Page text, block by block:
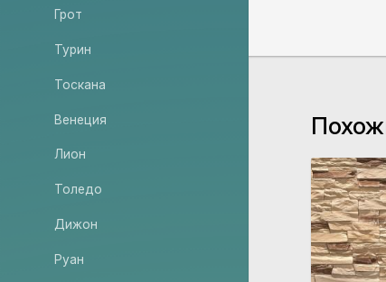
Грот
Турин
Тоскана
Венеция
Лион
Толедо
Дижон
Руан